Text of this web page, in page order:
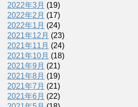
2022年3月 (19)
2022年2月 (17)
2022年1月 (24)
2021年12月 (23)
2021年11月 (24)
2021年10月 (18)
2021年9月 (21)
2021年8月 (19)
2021年7月 (21)
2021年6月 (22)